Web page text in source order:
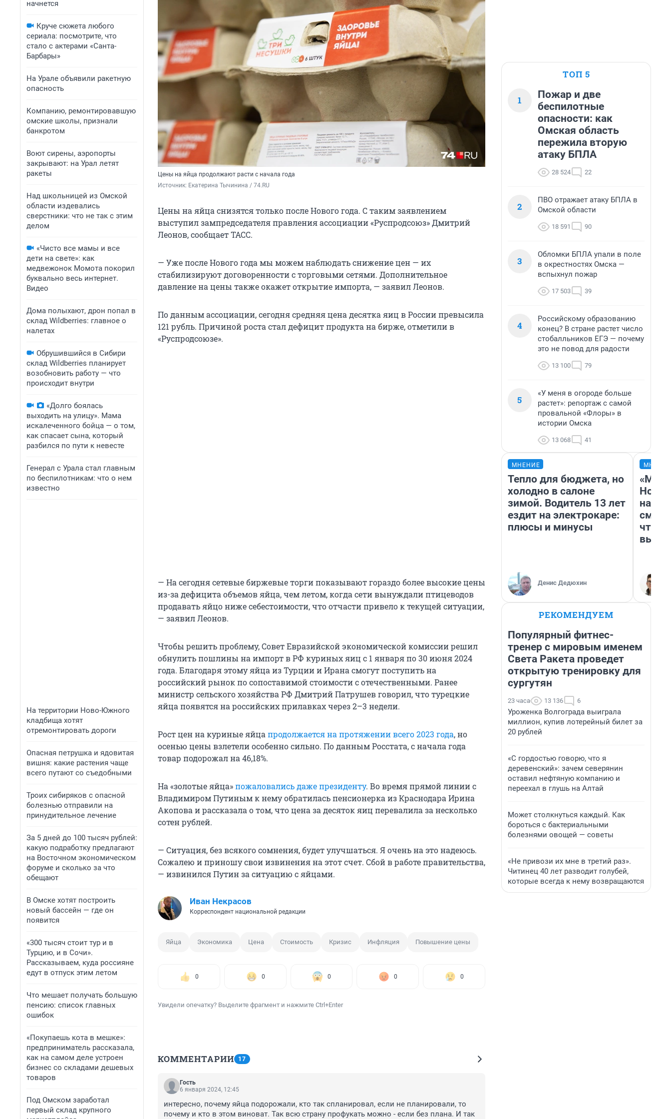
начнется
Круче сюжета любого
сериала: посмотрите, что
стало с актерами «Санта-
Барбары»
На Урале объявили ракетную
опасность
Компанию, ремонтировавшую
омские школы, признали
банкротом
Воют сирены, аэропорты
закрывают: на Урал летят
ракеты
Над школьницей из Омской
области издевались
сверстники: что не так с этим
делом
«Чисто все мамы и все
дети на свете»: как
медвежонок Момота покорил
буквально весь интернет.
Видео
Дома полыхают, дрон попал в
склад Wildberries: главное о
налетах
Обрушившийся в Сибири
склад Wildberries планирует
возобновить работу — что
происходит внутри
«Долго боялась
выходить на улицу». Мама
искалеченного бойца — о том,
как спасает сына, который
разбился по пути к невесте
Генерал с Урала стал главным
по беспилотникам: что о нем
известно
На территории Ново-Южного
кладбища хотят
отремонтировать дороги
Опасная петрушка и ядовитая
вишня: какие растения чаще
всего путают со съедобными
Троих сибиряков с опасной
болезнью отправили на
принудительное лечение
За 5 дней до 100 тысяч рублей:
какую подработку предлагают
на Восточном экономическом
форуме и сколько за что
обещают
В Омске хотят построить
новый бассейн — где он
появится
«300 тысяч стоит тур и в
Турцию, и в Сочи».
Рассказываем, куда россияне
едут в отпуск этим летом
Что мешает получать большую
пенсию: список главных
ошибок
«Покупаешь кота в мешке»:
предприниматель рассказала,
как на самом деле устроен
бизнес со складами дешевых
товаров
Под Омском заработал
первый склад крупного
Цены на яйца продолжают расти с начала года
Источник: Екатерина Тычинина / 74.RU
Цены на яйца снизятся только после Нового года. С таким заявлением
выступил зампредседателя правления ассоциации «Руспродсоюз» Дмитрий
Леонов, сообщает ТАСС.
— Уже после Нового года мы можем наблюдать снижение цен — их
стабилизируют договоренности с торговыми сетями. Дополнительное
давление на цены также окажет открытие импорта, — заявил Леонов.
По данным ассоциации, сегодня средняя цена десятка яиц в России превысила
121 рубль. Причиной роста стал дефицит продукта на бирже, отметили в
«Руспродсоюзе».
— На сегодня сетевые биржевые торги показывают гораздо более высокие цены
из-за дефицита объемов яйца, чем летом, когда сети вынуждали птицеводов
продавать яйцо ниже себестоимости, что отчасти привело к текущей ситуации,
— заявил Леонов.
Чтобы решить проблему, Совет Евразийской экономической комиссии решил
обнулить пошлины на импорт в РФ куриных яиц с 1 января по 30 июня 2024
года. Благодаря этому яйца из Турции и Ирана смогут поступить на
российский рынок по сопоставимой стоимости с отечественными. Ранее
министр сельского хозяйства РФ Дмитрий Патрушев говорил, что турецкие
яйца появятся на российских прилавках через 2–3 недели.
Рост цен на куриные яйца продолжается на протяжении всего 2023 года, но
осенью цены взлетели особенно сильно. По данным Росстата, с начала года
товар подорожал на 46,18%.
На «золотые яйца»пожаловались даже президенту. Во время прямой линии с
Владимиром Путиным к нему обратилась пенсионерка из Краснодара Ирина
Акопова и рассказала о том, что цена за десяток яиц перевалила за несколько
сотен рублей.
— Ситуация, без всякого сомнения, будет улучшаться. Я очень на это надеюсь.
Сожалею и приношу свои извинения на этот счет. Сбой в работе правительства,
— извинился Путин за ситуацию с яйцами.
Иван Некрасов
Корреспондент национальной редакции
Яйца Экономика Цена Стоимость Кризис Инфляция Повышение цены
0 0 0 0 0
Увидели опечатку? Выделите фрагмент и нажмите Ctrl+Enter
КОММЕНТАРИИ 17
Гость
6 января 2024, 12:45
интересно, почему яйца подорожали, кто так спланировал, если не планировали, то
почему и кто в этом виноват. Так всю страну профукать можно - если без плана. И так
ТОП 5
1
Пожар и две
беспилотные
опасности: как
Омская область
пережила вторую
атаку БПЛА
28 524 22
2
ПВО отражает атаку БПЛА в
Омской области
18 591 90
3
Обломки БПЛА упали в поле
в окрестностях Омска —
вспыхнул пожар
17 503 39
4
Российскому образованию
конец? В стране растет число
стобалльников ЕГЭ — почему
это не повод для радости
13 100 79
5
«У меня в огороде больше
растет»: репортаж с самой
провальной «Флоры» в
истории Омска
13 068 41
МНЕНИЕ
Тепло для бюджета, но
холодно в салоне
зимой. Водитель 13 лет
ездит на электрокаре:
плюсы и минусы
Денис Дедюхин
«Мы
РЕКОМЕНДУЕМ
Популярный фитнес-
тренер с мировым именем
Света Ракета проведет
открытую тренировку для
сургутян
23 часа 13 136 6
Уроженка Волгограда выиграла
миллион, купив лотерейный билет за
20 рублей
«С гордостью говорю, что я
деревенский»: зачем северянин
оставил нефтяную компанию и
переехал в глушь на Алтай
Может столкнуться каждый. Как
бороться с бактериальными
болезнями овощей — советы
«Не привози их мне в третий раз».
Читинец 40 лет разводит голубей,
которые всегда к нему возвращаются